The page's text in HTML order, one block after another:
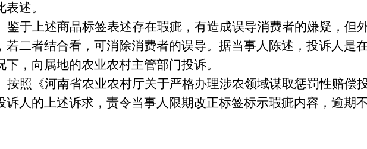
表述。
鉴于上述商品标签表述存在瑕疵，有造成误导消费者的嫌疑，但
若二者结合看，可消除消费者的误导。据当事人陈述，投诉人是
下，向属地的农业农村主管部门投诉。
按照《河南省农业农村厅关于严格办理涉农领域谋取惩罚性赔偿
诉人的上述诉求，责令当事人限期改正标签标示瑕疵内容，逾期